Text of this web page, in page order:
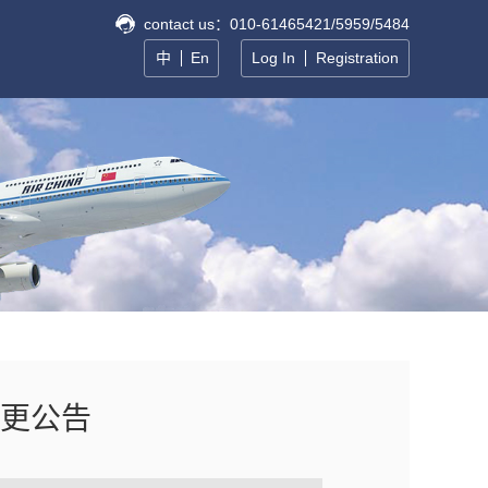
contact us：010-61465421/5959/5484
中
En Log In Registration
公告